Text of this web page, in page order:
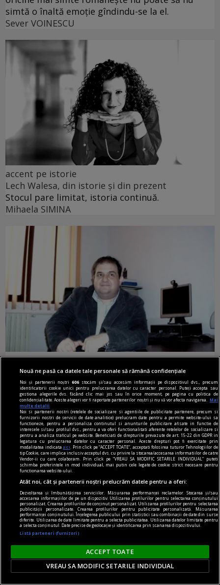
simtă o înaltă emoție gîndindu-se la el.
Sever VOINESCU
accent pe istorie
Lech Walesa, din istorie și din prezent
Stocul pare limitat, istoria continuă.
Mihaela SIMINA
prezentul discontinuu
Misterul voiniciei
„Strîmbă-Lemne” nu are, după cum se vede, o
tipologie fixă, el variind imagistic în funcţie de
marotele fiecărei generaţii.
Codrin Liviu CUŢITARU
cuvinte nepotrivite
Înscenări
Nouă ne pasă ca datele tale personale să rămână confidențiale
Noi și partenerii noștri606 stocăm și/sau accesăm informații pe dispozitivul dvs., precum
identificatorii cookie unici pentru prelucrarea datelor cu caracter personal. Puteți accepta sau
gestiona alegerile dvs. făcând clic mai jos sau în orice moment, pe pagina cu politica de
confidențialitate. Aceste alegeri vor fi raportate partenerilor noștri și nu vă vor afecta navigarea.
Mai
multe detalii
Noi si partenerii nostri (retelele de socializare si agentiile de publicitate partenere, precum si
furnizorii nostri de servicii de date analitice) prelucram date pentru a permite website-ului sa
functioneze, pentru a personaliza continutul si anunturile publicitare afisate in functie de
interesele si/sau profilul dvs., pentru a va oferi functionalitati aferente retelelor de socializare si
pentru a analiza traficul pe website. Beneficiati de drepturile prevazute de art. 15-22 din GDPR in
legatura cu prelucrarea datelor cu caracter personal. Aceste drepturi pot fi exercitate prin
modalitatea indicataaici
. Prin click pe “ACCEPT TOATE”, acceptati folosirea tuturor Tehnologiilor de
tip Cookie, care implica inclusiv acceptul dvs. cu privire la stocarea/accesarea informatiilor de catre
Vendor-ii cu care colaboram. Prin click pe “VREAU SA MODIFIC SETARILE INDIVIDUAL” puteti
schimba preferintele in mod individual, mai putin cele legate de cookie strict necesare pentru
functionarea website-ului.
Atât noi, cât și partenerii noștri prelucrăm datele pentru a oferi:
Dezvoltarea și îmbunătățirea serviciilor. Măsurarea performanței reclamelor. Stocarea și/sau
accesarea informațiilor de pe un dispozitiv. Utilizarea profilurilor pentru selectarea conținutului
personalizat. Crearea profilurilor de conținut personalizat. Utilizarea profilurilor pentru selectarea
publicității personalizate. Crearea profilurilor pentru publicitate personalizată. Măsurarea
performanței conținutului. Înțelegerea publicului prin statistici sau combinații de date din surse
diferite. Utilizarea de date limitate pentru a selecta publicitatea. Utilizarea datelor limitate pentru
a selecta conținutul. Date precise de geolocație și identificarea prin scanarea dispozitivului.
Listă parteneri (furnizori)
ACCEPT TOATE
VREAU SA MODIFIC SETARILE INDIVIDUAL